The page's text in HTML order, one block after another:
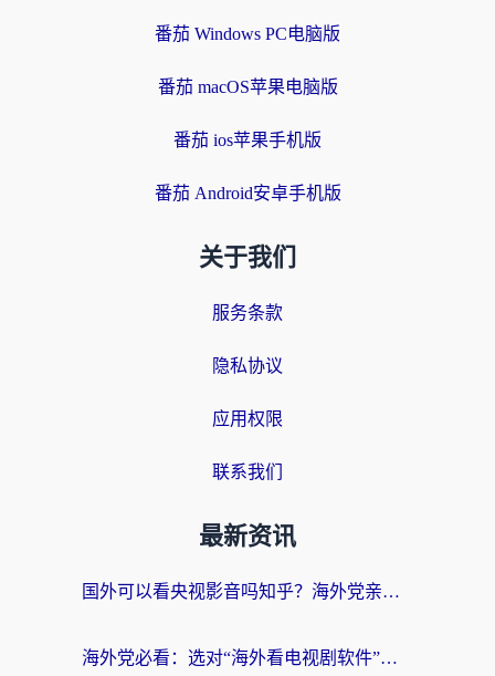
番茄 Windows PC电脑版
番茄 macOS苹果电脑版
番茄 ios苹果手机版
番茄 Android安卓手机版
关于我们
服务条款
隐私协议
应用权限
联系我们
最新资讯
国外可以看央视影音吗知乎？海外党亲测有效的回国加速方案
海外党必看：选对“海外看电视剧软件”，再也不用愁国内剧刷不了